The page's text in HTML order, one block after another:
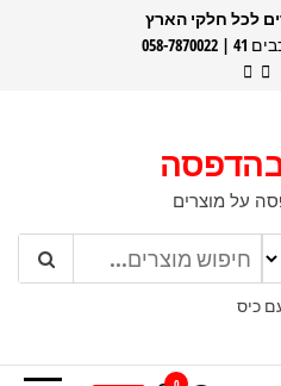
לכל חלקי הארץ
על מוצרים
כיס